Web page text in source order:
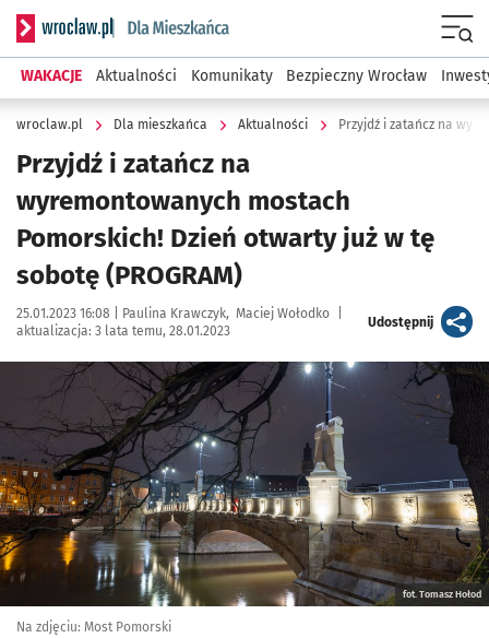
Serwis informacyjny wroclaw.pl podserwis: Dla mieszkańca
WAKACJE Aktualności Komunikaty Bezpieczny Wrocław
wroclaw.pl Dla mieszkańca Aktualności
Przyjdź i zatańcz na
wyremontowanych mostach
Pomorskich! Dzień otwarty już w tę
sobotę (PROGRAM)
Data publikacji:
25.01.2023 16:08 | Autor:
Paulina Krawczyk Maciej Wołodko
aktualizacja: 3 lata temu, 28.01.2023
Udostępnijartykuł
Kliknij, aby powiększyć
fot. Tomasz Hołod
Na zdjęciu: Most Pomorski